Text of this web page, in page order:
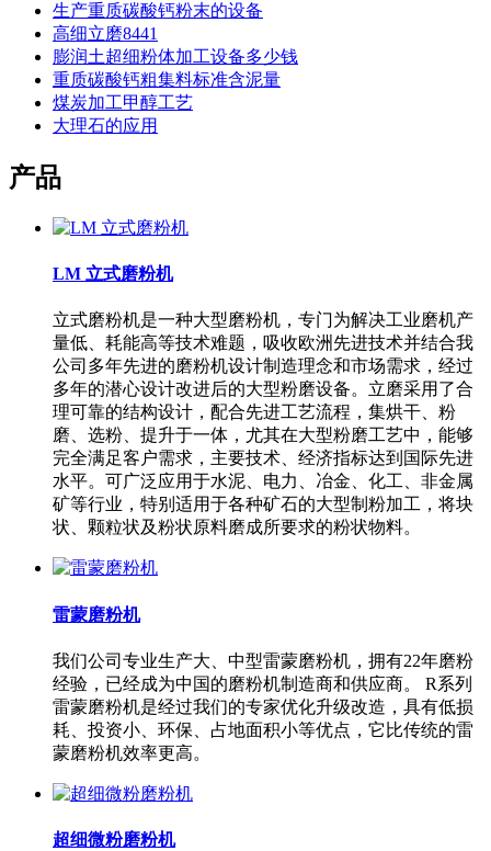
生产重质碳酸钙粉末的设备
高细立磨8441
膨润土超细粉体加工设备多少钱
重质碳酸钙粗集料标准含泥量
煤炭加工甲醇工艺
大理石的应用
产品
LM 立式磨粉机
立式磨粉机是一种大型磨粉机，专门为解决工业磨机产
量低、耗能高等技术难题，吸收欧洲先进技术并结合我
公司多年先进的磨粉机设计制造理念和市场需求，经过
多年的潜心设计改进后的大型粉磨设备。立磨采用了合
理可靠的结构设计，配合先进工艺流程，集烘干、粉
磨、选粉、提升于一体，尤其在大型粉磨工艺中，能够
完全满足客户需求，主要技术、经济指标达到国际先进
水平。可广泛应用于水泥、电力、冶金、化工、非金属
矿等行业，特别适用于各种矿石的大型制粉加工，将块
状、颗粒状及粉状原料磨成所要求的粉状物料。
雷蒙磨粉机
我们公司专业生产大、中型雷蒙磨粉机，拥有22年磨粉
经验，已经成为中国的磨粉机制造商和供应商。 R系列
雷蒙磨粉机是经过我们的专家优化升级改造，具有低损
耗、投资小、环保、占地面积小等优点，它比传统的雷
蒙磨粉机效率更高。
超细微粉磨粉机